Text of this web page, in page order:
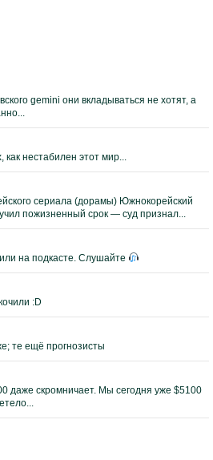
gemini они вкладываться не хотят, а
как нестабилен этот мир...
сериала (дорамы) Южнокорейский
пожизненный срок — суд признал...
на подкасте. Слушайте
:D
те ещё прогнозисты
даже скромничает. Мы сегодня уже $5100